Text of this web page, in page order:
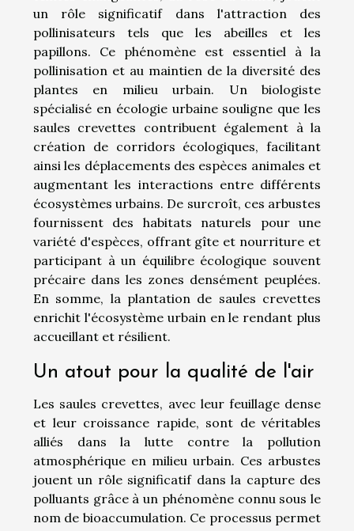
un rôle significatif dans l'attraction des
pollinisateurs tels que les abeilles et les
papillons. Ce phénomène est essentiel à la
pollinisation et au maintien de la diversité des
plantes en milieu urbain. Un biologiste
spécialisé en écologie urbaine souligne que les
saules crevettes contribuent également à la
création de corridors écologiques, facilitant
ainsi les déplacements des espèces animales et
augmentant les interactions entre différents
écosystèmes urbains. De surcroît, ces arbustes
fournissent des habitats naturels pour une
variété d'espèces, offrant gîte et nourriture et
participant à un équilibre écologique souvent
précaire dans les zones densément peuplées.
En somme, la plantation de saules crevettes
enrichit l'écosystème urbain en le rendant plus
accueillant et résilient.
Un atout pour la qualité de l'air
Les saules crevettes, avec leur feuillage dense
et leur croissance rapide, sont de véritables
alliés dans la lutte contre la pollution
atmosphérique en milieu urbain. Ces arbustes
jouent un rôle significatif dans la capture des
polluants grâce à un phénomène connu sous le
nom de bioaccumulation. Ce processus permet